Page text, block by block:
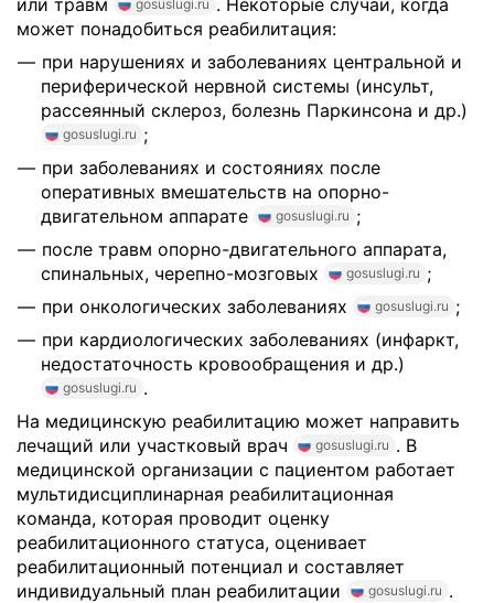
или травм
gosuslugi.ru . Некоторые случаи, когда
может понадобиться реабилитация:
при нарушениях и заболеваниях центральной и
периферической нервной системы (инсульт,
рассеянный склероз, болезнь Паркинсона и др.)
gosuslugi.ru ;
при заболеваниях и состояниях после
оперативных вмешательств на опорно-
двигательном аппарате
gosuslugi.ru ;
после травм опорно-двигательного аппарата,
спинальных, черепно-мозговых
gosuslugi.ru ;
при онкологических заболеваниях
gosuslugi.ru ;
при кардиологических заболеваниях (инфаркт,
недостаточность кровообращения и др.)
gosuslugi.ru .
На медицинскую реабилитацию может направить
лечащий или участковый врач
gosuslugi.ru . В
медицинской организации с пациентом работает
мультидисциплинарная реабилитационная
команда, которая проводит оценку
реабилитационного статуса, оценивает
реабилитационный потенциал и составляет
индивидуальный план реабилитации
gosuslugi.ru .